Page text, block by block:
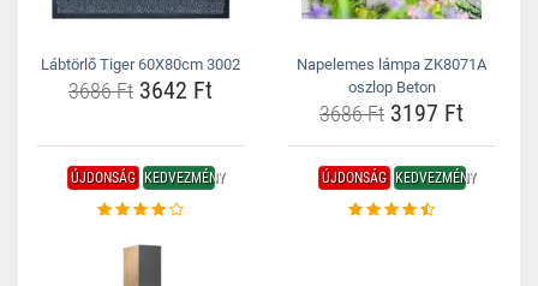
Lábtörlő Tiger 60X80cm 3002
3686 Ft 3642 Ft
Napelemes lámpa ZK8071A
oszlop Beton
3686 Ft 3197 Ft
ÚJDONSÁG KEDVEZMÉNY ÚJDONSÁG KEDVEZMÉNY